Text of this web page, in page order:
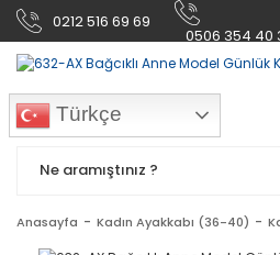
0212 516 69 69
0506 354 40
Türkçe
Anasayfa Kadın Ayakkabı (36-40)